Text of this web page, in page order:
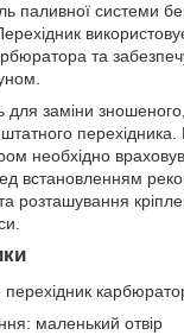
паливної системи
та
для заміни
перехідника.
необхідно
встановленням
розташування
перехідник
маленький отвір